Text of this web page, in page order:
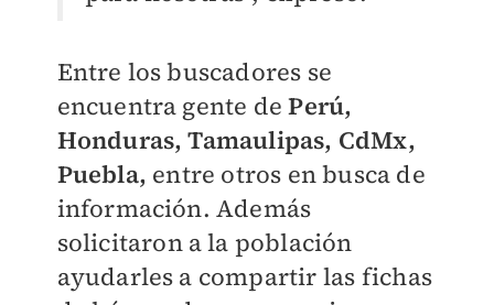
Entre los buscadores se
encuentra gente dePerú,
Honduras, Tamaulipas, CdMx,
Puebla, entre otros en busca de
información. Además
solicitaron a la población
ayudarles a compartir las fichas